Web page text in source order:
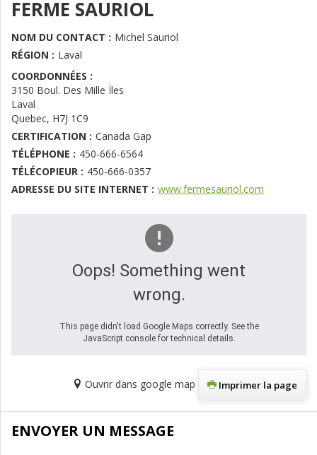
FERME SAURIOL
NOM DU CONTACT : Michel Sauriol
RÉGION : Laval
COORDONNÉES :
3150 Boul. Des Mille Ïles
Laval
Quebec, H7J 1C9
CERTIFICATION : Canada Gap
TÉLÉPHONE : 450-666-6564
TÉLÉCOPIEUR : 450-666-0357
ADRESSE DU SITE INTERNET : www.fermesauriol.com
Oops! Something went
wrong.
This page didn't load Google Maps correctly. See the
JavaScript console for technical details.
Ouvrir dans google map Imprimer la page
ENVOYER UN MESSAGE